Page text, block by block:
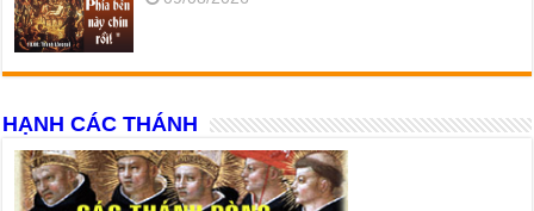
HẠNH CÁC THÁNH